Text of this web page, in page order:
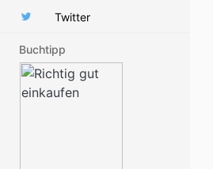
Twitter
Buchtipp